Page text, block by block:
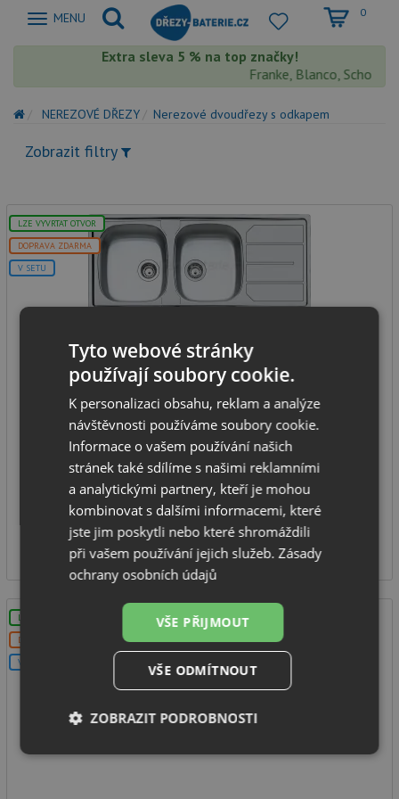
Zobrazit
MENU 0
Extra sleva 5 % na top značky!
Franke, Blanco, Schock,
NEREZOVÉ DŘEZY Nerezové dvoudřezy s odkapem
Zobrazit filtry
LZE VYVRTAT OTVOR
DOPRAVA ZDARMA
V SETU
Foster 1000 1812 nerez
spodní skříňka od: 800 mm
rozměr dřezu: 1160 x 500 mm
hloubka dřezu: 170/170 mm
typ montáže: na desku
NA DOTAZ
2 898 Kč
LZE VYVRTAT OTVOR
DOPRAVA ZDARMA
V SETU
Tyto webové stránky
používají soubory cookie.
K personalizaci obsahu, reklam a analýze
návštěvnosti používáme soubory cookie.
Informace o vašem používání našich
stránek také sdílíme s našimi reklamními
a analytickými partnery, kteří je mohou
kombinovat s dalšími informacemi, které
jste jim poskytli nebo které shromáždili
při vašem používání jejich služeb.Zásady
ochrany osobních údajů
VŠE PŘIJMOUT
VŠE ODMÍTNOUT
ZOBRAZIT PODROBNOSTI
Nezbytně
Výkonové
Soubory